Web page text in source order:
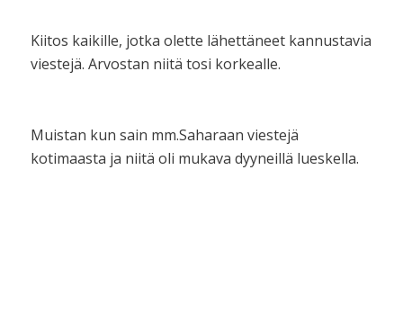
Kiitos kaikille, jotka olette lähettäneet kannustavia
viestejä. Arvostan niitä tosi korkealle.
Muistan kun sain mm.Saharaan viestejä
kotimaasta ja niitä oli mukava dyyneillä lueskella.